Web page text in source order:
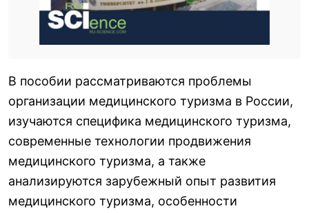
В пособии рассматриваются проблемы
организации медицинского туризма в России,
изучаются специфика медицинского туризма,
современные технологии продвижения
медицинского туризма, а также
анализируются зарубежный опыт развития
медицинского туризма, особенности